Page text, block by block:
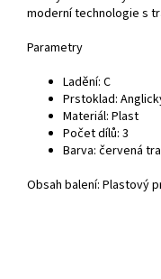
moderní technologie s
Parametry
Ladění: C
Prstoklad:
Materiál: Plast
Počet dílů: 3
Barva: červená
Obsah balení: Plastový